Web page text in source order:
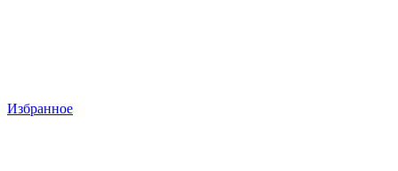
Избранное